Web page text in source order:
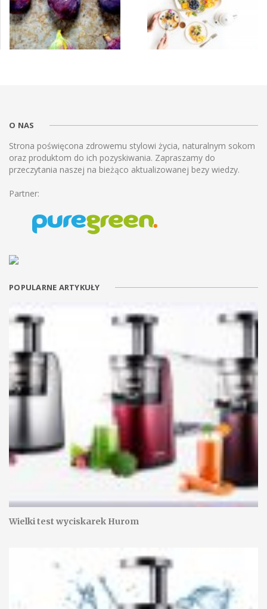
O NAS
Strona poświęcona zdrowemu stylowi życia, naturalnym sokom
oraz produktom do ich pozyskiwania. Zapraszamy do
przeczytania naszej na bieżąco aktualizowanej bezy wiedzy.
Partner:
POPULARNE ARTYKUŁY
Wielki test wyciskarek Hurom